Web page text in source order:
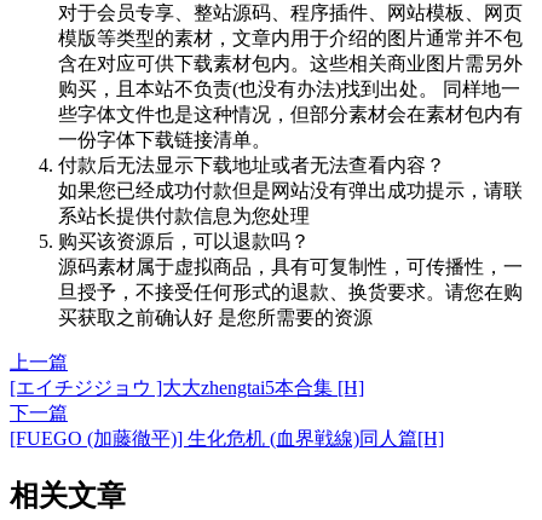
对于会员专享、整站源码、程序插件、网站模板、网页
模版等类型的素材，文章内用于介绍的图片通常并不包
含在对应可供下载素材包内。这些相关商业图片需另外
购买，且本站不负责(也没有办法)找到出处。 同样地一
些字体文件也是这种情况，但部分素材会在素材包内有
一份字体下载链接清单。
付款后无法显示下载地址或者无法查看内容？
如果您已经成功付款但是网站没有弹出成功提示，请联
系站长提供付款信息为您处理
购买该资源后，可以退款吗？
源码素材属于虚拟商品，具有可复制性，可传播性，一
旦授予，不接受任何形式的退款、换货要求。请您在购
买获取之前确认好 是您所需要的资源
上一篇
[エイチジジョウ ]大大zhengtai5本合集 [H]
下一篇
[FUEGO (加藤徹平)] 生化危机 (血界戦線)同人篇[H]
相关文章